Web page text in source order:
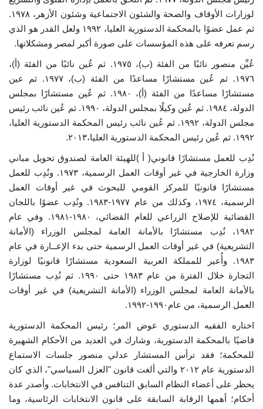
لوزارات الأوقاف والصحة والشئون الاجتماعية وشئون الأزهر، ١٩٧٨.
ثم عمل عضوًا بالمحكمة الدستورية العليا، ١٩٩٢ ولعل القدر هو الذي
رسم تعرفه على هذه المؤسسات على صورة أكبر لمصر ومشكلاتها.
عُيِّن منصور نائبًا من الفئة (ب)، ١٩٧٥. ثم عُين نائبًا من الفئة (أ)،
١٩٧٦. ثم عُين مستشارًا مساعدًا من الفئة (ب)، ١٩٧٧. ثم عين
مستشارًا مساعدًا من الفئة (أ)، ١٩٨٠. ثم عُين مستشارًا بمجلس
الدولة، ١٩٨٤. ثم عُين وكيلًا بمجلس الدولة، ١٩٩٠. ثم عُين نائب رئيس
مجلس الدولة، ١٩٩٢. ثم عُين نائب رئيس المحكمة الدستورية العليا،
١٩٩٢. ثم عُين رئيس المحكمة الدستورية العليا،٢٠١٣.
نُدِب للعمل مستشارًا قانوني( أ )للهيئة العامة لصندوق تحويل مباني
وزارة الخارجية في غير أوقات العمل الرسمية، ١٩٧٣. ونُدِب للعمل
مستشارًا قانونيًا للمركز القومي للبحوث في غير أوقات العمل
الرسمية، ١٩٧٤، وكذلك من عام ١٩٧٧-١٩٨٣. ونُدِب عضوًا باللجان
القضائية للإصلاح الزراعي للعام القضائي، ١٩٨٠-١٩٨١. وفي عام
١٩٨٢، نُدِب مستشارًا بالأمانة العامة لمجلس الوزراء (الأمانة
التشريعية) في غير أوقات العمل الرسمية حتى بدء الإعــارة في عام
١٩٨٣. وأُعير للمملكة العربية السعودية مستشارًا قانونيًا لوزارة
التجارة خلال الفترة من عام ١٩٨٣ حتى ١٩٩٠. ثم نُدِب مستشارًا
بالأمانة العامة لمجلس الوزراء (الأمانة التشريعية) في غير أوقات
العمل الرسمية، من عام١٩٩٠-١٩٩٢.
اختاره الفقيه الدستوري عوض المر؛ رئيس المحكمة الدستورية
قاضيًا بالمحكمة الدستورية، وشارك في العديد من الأحكام الشهيرة
للمحكمة؛ فقد ترأس المستشار عدلي منصور جلسات الاستماع
الدستورية عام ٢٠١٢ والتي ألغت قانون "العزل السياسي"، الذي كان
يحظر على أعضاء النظام السابق التنافس في الانتخابات. وأصدر عدة
أحكام؛ أهمها الرقابة السابقة على قانون الانتخابات الرئاسية، وما